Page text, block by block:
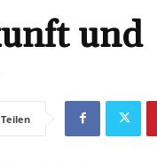
und
Teilen